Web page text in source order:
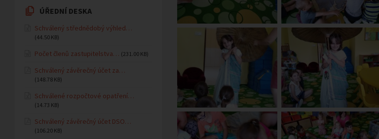
ÚŘEDNÍ DESKA
Schválený střednědobý výhled…
(44.50 KB)
Počet členů zastupitelstva… (231.00 KB)
Schválený závěrečný účet za…
(148.78 KB)
Schválené rozpočtové opatření…
(14.73 KB)
Schválený závěrečný účet DSO…
(106.20 KB)